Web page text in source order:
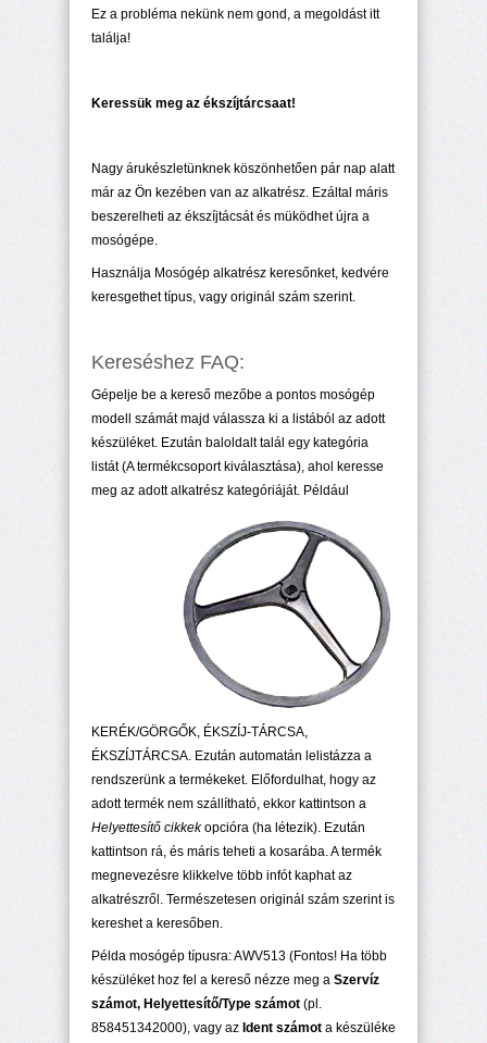
Ez a probléma nekünk nem gond, a megoldást itt
találja!
Keressük meg az ékszíjtárcsaat!
Nagy árukészletünknek köszönhetően pár nap alatt
már az Ön kezében van az alkatrész. Ezáltal máris
beszerelheti az ékszíjtácsát és müködhet újra a
mosógépe.
Használja Mosógép alkatrész keresőnket, kedvére
keresgethet típus, vagy originál szám szerint.
Kereséshez FAQ:
Gépelje be a kereső mezőbe a pontos mosógép
modell számát majd válassza ki a listából az adott
készüléket. Ezután baloldalt talál egy kategória
listát (A termékcsoport kiválasztása), ahol keresse
meg az adott alkatrész kategóriáját. Például
KERÉK/GÖRGŐK, ÉKSZÍJ-TÁRCSA,
ÉKSZÍJTÁRCSA. Ezután automatán lelistázza a
rendszerünk a termékeket. Előfordulhat, hogy az
adott termék nem szállítható, ekkor kattintson a
Helyettesítő cikkekopcióra (ha létezik). Ezután
kattintson rá, és máris teheti a kosarába. A termék
megnevezésre klikkelve több infót kaphat az
alkatrészről. Természetesen originál szám szerint is
kereshet a keresőben.
Példa mosógép típusra: AWV513 (Fontos! Ha több
készüléket hoz fel a kereső nézze meg a Szervíz
számot, Helyettesítő/Type számot (pl.
858451342000), vagy az Ident számot a készüléke